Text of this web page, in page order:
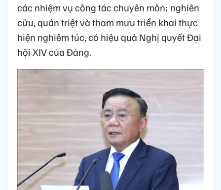
các nhiệm vụ công tác chuyên môn; nghiên
cứu, quán triệt và tham mưu triển khai thực
hiện nghiêm túc, có hiệu quả Nghị quyết Đại
hội XIV của Đảng.